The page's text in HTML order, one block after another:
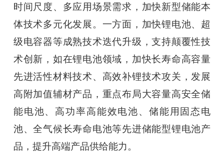
时间尺度、多应用场景需求，加快新型储能本
体技术多元化发展。一方面，加快锂电池、超
级电容器等成熟技术迭代升级，支持颠覆性技
术创新，如在锂电池领域，加快长寿命高容量
先进活性材料技术、高效补锂技术攻关，发展
高附加值辅材产品，重点布局大容量高安全储
能电池、高功率高能效电池、储能用固态电
池、全气候长寿命电池等先进储能型锂电池产
品，提升高端产品供给能力。